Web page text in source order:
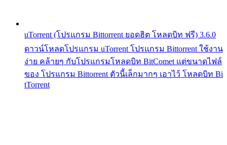
uTorrent (โปรแกรม Bittorrent ยอดฮิต โหลดบิท ฟรี) 3.6.0
ดาวน์โหลดโปรแกรม uTorrent โปรแกรม Bittorrent ใช้งาน
ง่าย คล้ายๆ กับโปรแกรมโหลดบิท BitComet แต่ขนาดไฟล์
ของ โปรแกรม Bittorrent ตัวนี้เล็กมากๆ เอาไว้ โหลดบิท Bi
tTorrent